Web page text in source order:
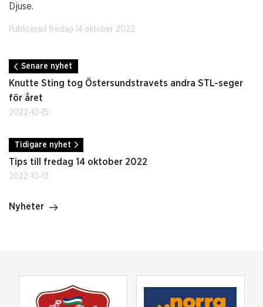
Djuse.
Publicerad fredag 14 oktober 2022.
Senare nyhet
Knutte Sting tog Östersundstravets andra STL-seger
för året
2022-10-15
Tidigare nyhet
Tips till fredag 14 oktober 2022
2022-10-13
Nyheter